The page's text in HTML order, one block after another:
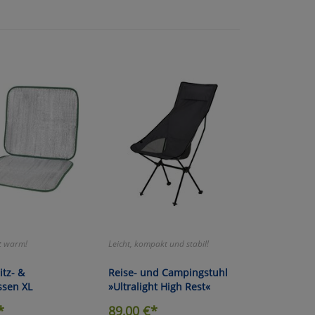
warm!
&
XL
Leicht, kompakt und stabil!
Reise- und Campingstuhl
»Ultralight High Rest«
89,00€*